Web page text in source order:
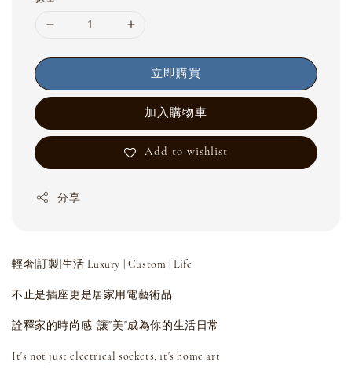
立即購買
加入購物車
Add to wishlist
分享
輕奢|訂製|生活 Luxury | Custom | Life
不止是插座更是居家用電藝術品
詮釋家的時尚感~讓"美"成為你的生活日常
It's not just electrical sockets, it's home art